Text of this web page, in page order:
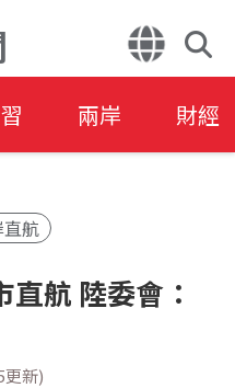
兩岸 財經
航
航 陸委會：
更新)